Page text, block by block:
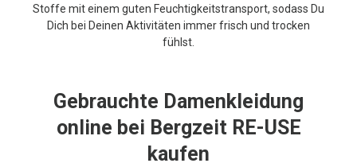
Stoffe mit einem guten Feuchtigkeitstransport, sodass Du
Dich bei Deinen Aktivitäten immer frisch und trocken
fühlst.
Gebrauchte Damenkleidung
online bei Bergzeit RE-USE
kaufen